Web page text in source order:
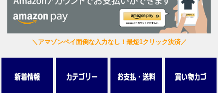
＼アマゾンペイ面倒な入力なし！最短1クリック決済／